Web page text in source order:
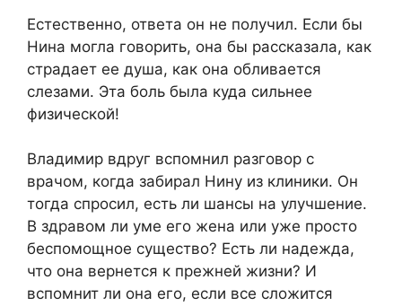
Естественно, ответа он не получил. Если бы
Нина могла говорить, она бы рассказала, как
страдает ее душа, как она обливается
слезами. Эта боль была куда сильнее
физической!
Владимир вдруг вспомнил разговор с
врачом, когда забирал Нину из клиники. Он
тогда спросил, есть ли шансы на улучшение.
В здравом ли уме его жена или уже просто
беспомощное существо? Есть ли надежда,
что она вернется к прежней жизни? И
вспомнит ли она его, если все сложится